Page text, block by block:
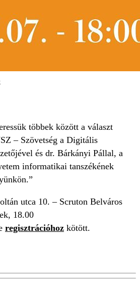
többek között a választ
– Szövetség a Digitális
és dr. Bárkányi Pállal, a
informatikai tanszékének
utca 10. – Scruton Belváros
18.00
regisztrációhoz kötött.